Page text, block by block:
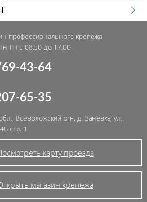
профессионального крепежа
Пт с 08:30 до 17:00
43-64
65-35
Всеволожский р-н, д. Заневка, ул.
стр. 1
карту проезда
магазин крепежа